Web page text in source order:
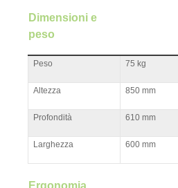
Dimensioni e
peso
Peso 75 kg
Altezza 850 mm
Profondità 610 mm
Larghezza 600 mm